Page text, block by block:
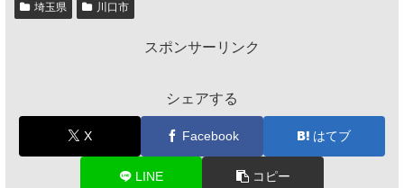
埼玉県 川口市
スポンサーリンク
シェアする
X Facebook はてブ
LINE コピー